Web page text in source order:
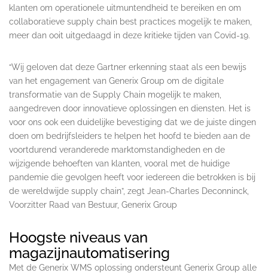
klanten om operationele uitmuntendheid te bereiken en om
collaboratieve supply chain best practices mogelijk te maken,
meer dan ooit uitgedaagd in deze kritieke tijden van Covid-19.
“Wij geloven dat deze Gartner erkenning staat als een bewijs
van het engagement van Generix Group om de digitale
transformatie van de Supply Chain mogelijk te maken,
aangedreven door innovatieve oplossingen en diensten. Het is
voor ons ook een duidelijke bevestiging dat we de juiste dingen
doen om bedrijfsleiders te helpen het hoofd te bieden aan de
voortdurend veranderede marktomstandigheden en de
wijzigende behoeften van klanten, vooral met de huidige
pandemie die gevolgen heeft voor iedereen die betrokken is bij
de wereldwijde supply chain”, zegt Jean-Charles Deconninck,
Voorzitter Raad van Bestuur, Generix Group
Hoogste niveaus van
magazijnautomatisering
Met de Generix WMS oplossing ondersteunt Generix Group alle